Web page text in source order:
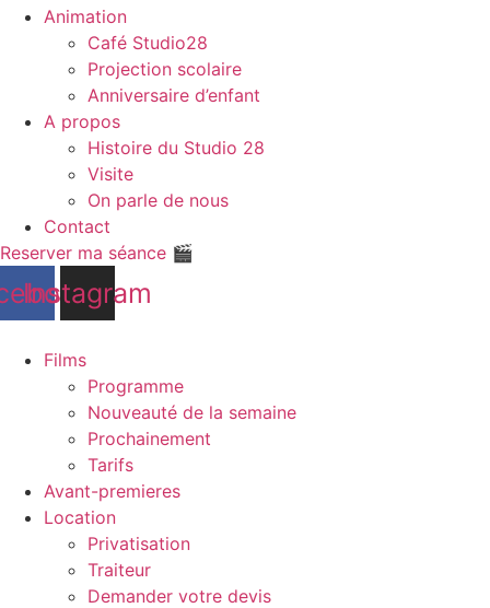
Animation
Café Studio28
Projection scolaire
Anniversaire d’enfant
A propos
Histoire du Studio 28
Visite
On parle de nous
Contact
Reserver ma séance 🎬
Instagram
Films
Programme
Nouveauté de la semaine
Prochainement
Tarifs
Avant-premieres
Location
Privatisation
Traiteur
Demander votre devis